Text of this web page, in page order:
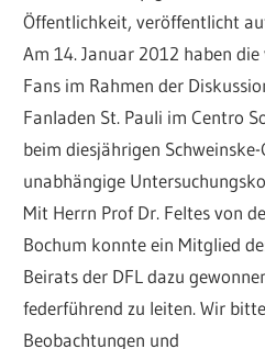
Öffentlichkeit, veröffentlicht
Am 14. Januar 2012 haben
Fans im Rahmen der
Fanladen St. Pauli im Centro
beim diesjährigen
unabhängige
Mit Herrn Prof Dr. Feltes von
Bochum konnte ein Mitglied
Beirats der DFL dazu
federführend zu leiten. Wir
Beobachtungen und